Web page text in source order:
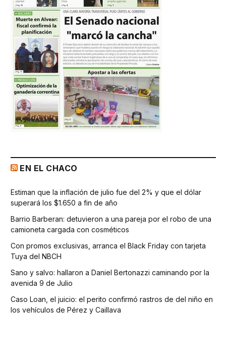
EN EL CHACO
Estiman que la inflación de julio fue del 2% y que el dólar
superará los $1.650 a fin de año
Barrio Barberan: detuvieron a una pareja por el robo de una
camioneta cargada con cosméticos
Con promos exclusivas, arranca el Black Friday con tarjeta
Tuya del NBCH
Sano y salvo: hallaron a Daniel Bertonazzi caminando por la
avenida 9 de Julio
Caso Loan, el juicio: el perito confirmó rastros de del niño en
los vehículos de Pérez y Caillava